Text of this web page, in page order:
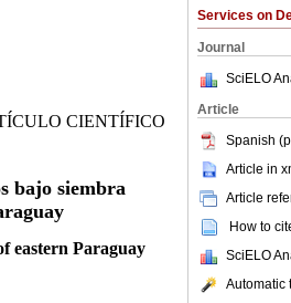
Services on
Journal
SciELO
Article
Spanish
Article in
Article
How to
SciELO
Automatic
CIENTÍFICO
bajo siembra
eastern Paraguay